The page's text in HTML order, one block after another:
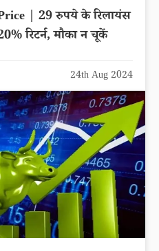
| 29 रुपये के रिलायंस
रिटर्न, मौका न चूकें
24th Aug 2024